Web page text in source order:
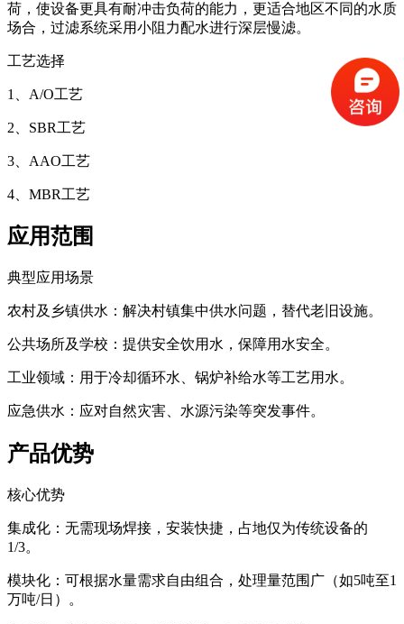
荷，使设备更具有耐冲击负荷的能力，更适合地区不同的水质
场合，过滤系统采用小阻力配水进行深层慢滤。
工艺选择
1、A/O工艺
2、SBR工艺
3、AAO工艺
4、MBR工艺
应用范围
典型应用场景
‌农村及乡镇供水‌：解决村镇集中供水问题，替代老旧设施。
‌公共场所及学校‌：提供安全饮用水，保障用水安全。
‌工业领域‌：用于冷却循环水、锅炉补给水等工艺用水。
‌应急供水‌：应对自然灾害、水源污染等突发事件。
产品优势
核心优势
‌集成化‌：无需现场焊接，安装快捷，占地仅为传统设备的
1/3。
‌模块化‌：可根据水量需求自由组合，处理量范围广（如5吨至1
万吨/日）。